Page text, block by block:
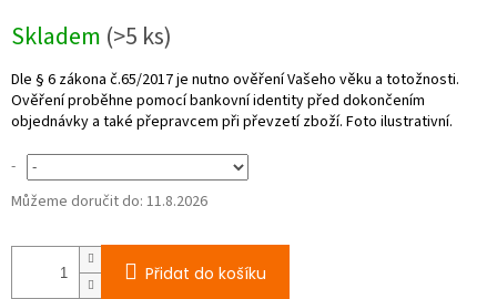
cena:
Skladem (>5 ks)
-
Můžeme doručit do: 11.8.2026
Přidat do košíku